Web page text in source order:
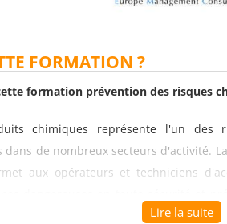
FORMATION ?
formation prévention des risques
chimiques représente l'un des
de nombreux secteurs d'activité. La
aux opérateurs et techniciens
réduit les incidents etLire la suite